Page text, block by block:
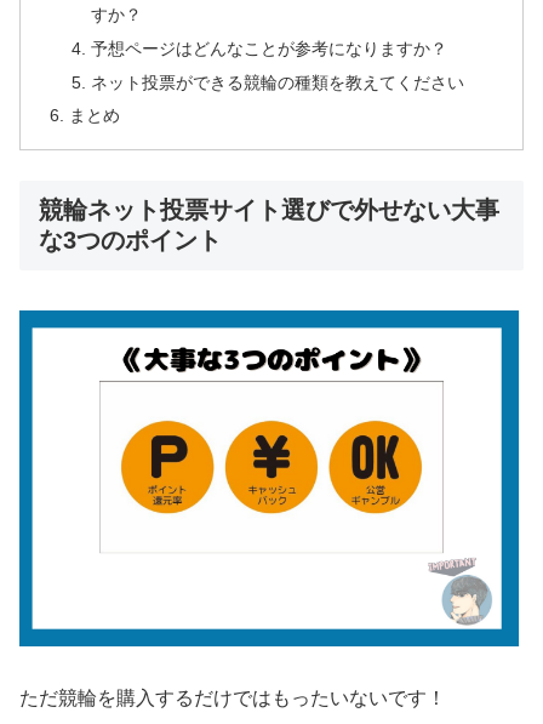
すか？
予想ページはどんなことが参考になりますか？
ネット投票ができる競輪の種類を教えてください
まとめ
競輪ネット投票サイト選びで外せない大事
な3つのポイント
ただ競輪を購入するだけではもったいないです！